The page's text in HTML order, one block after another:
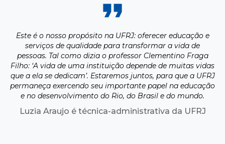
Este é o nosso propósito na UFRJ: oferecer educação e
serviços de qualidade para transformar a vida de
pessoas. Tal como dizia o professor Clementino Fraga
Filho: ‘A vida de uma instituição depende de muitas vidas
que a ela se dedicam’. Estaremos juntos, para que a UFRJ
permaneça exercendo seu importante papel na educação
e no desenvolvimento do Rio, do Brasil e do mundo.
Luzia Araujo é técnica-administrativa da UFRJ